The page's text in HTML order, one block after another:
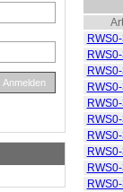
Anmelden